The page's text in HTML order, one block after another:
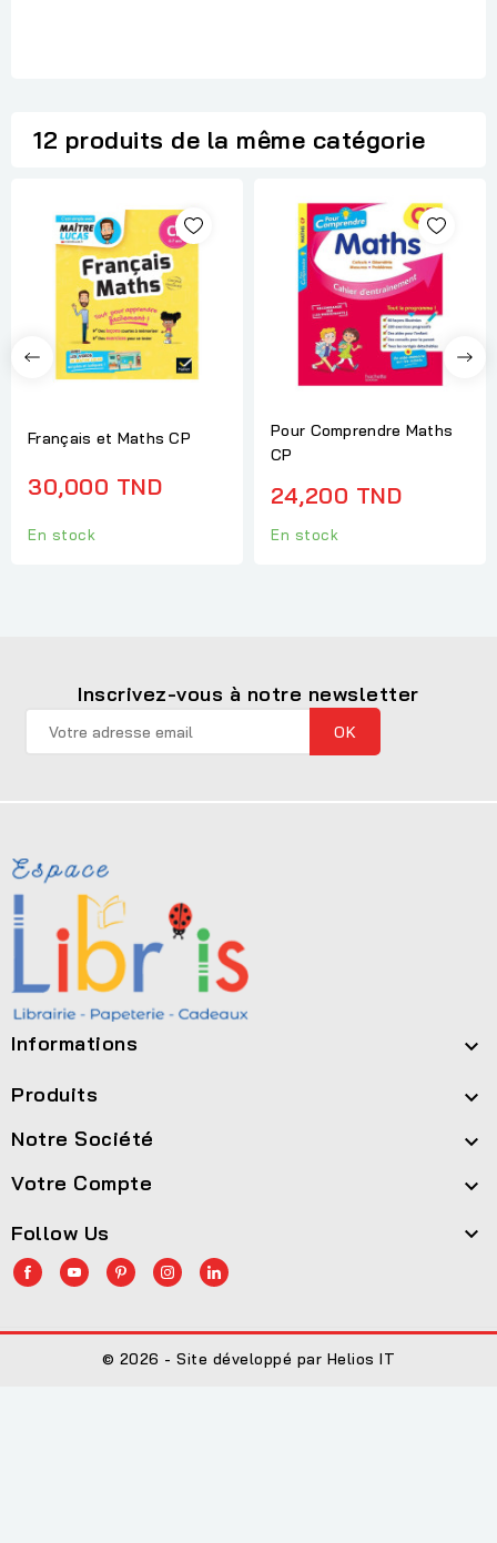
12 produits de la même catégorie
Français et Maths CP
30,000 TND
En stock
Pour Comprendre Maths
CP
24,200 TND
En stock
Inscrivez-vous à notre newsletter
Informations 
Produits 
Notre Société 
Votre Compte 
Follow Us 
© 2026 - Site développé par Helios IT